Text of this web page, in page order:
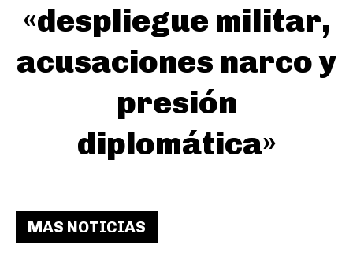
«despliegue militar,
acusaciones narco y
presión
diplomática»
MAS NOTICIAS